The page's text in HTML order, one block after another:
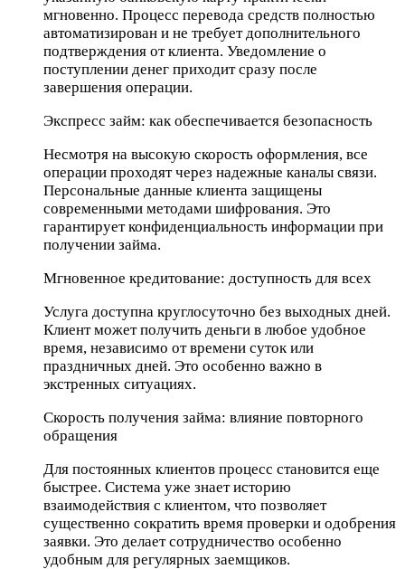
мгновенно. Процесс перевода средств полностью
автоматизирован и не требует дополнительного
подтверждения от клиента. Уведомление о
поступлении денег приходит сразу после
завершения операции.
Экспресс займ: как обеспечивается безопасность
Несмотря на высокую скорость оформления, все
операции проходят через надежные каналы связи.
Персональные данные клиента защищены
современными методами шифрования. Это
гарантирует конфиденциальность информации при
получении займа.
Мгновенное кредитование: доступность для всех
Услуга доступна круглосуточно без выходных дней.
Клиент может получить деньги в любое удобное
время, независимо от времени суток или
праздничных дней. Это особенно важно в
экстренных ситуациях.
Скорость получения займа: влияние повторного
обращения
Для постоянных клиентов процесс становится еще
быстрее. Система уже знает историю
взаимодействия с клиентом, что позволяет
существенно сократить время проверки и одобрения
заявки. Это делает сотрудничество особенно
удобным для регулярных заемщиков.